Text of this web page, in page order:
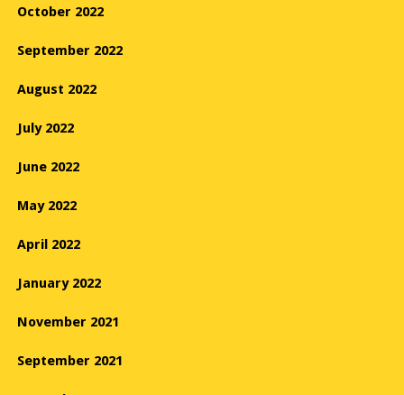
October 2022
September 2022
August 2022
July 2022
June 2022
May 2022
April 2022
January 2022
November 2021
September 2021